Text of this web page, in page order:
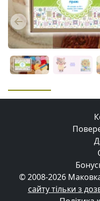
Previous
© 2008-2026
сайту тільки з